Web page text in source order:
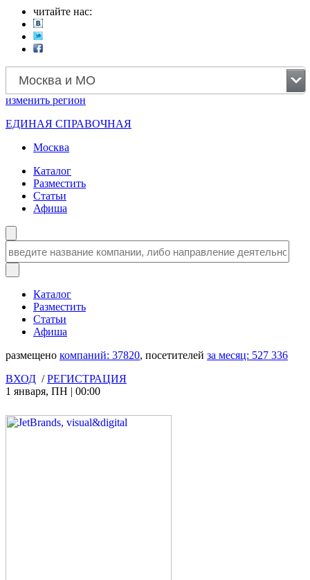
читайте нас:
Москва и МО
изменить регион
ЕДИНАЯ СПРАВОЧНАЯ
Москва
Каталог
Разместить
Статьи
Афиша
Каталог
Разместить
Статьи
Афиша
размещено компаний: 37820, посетителей за месяц: 527 336
ВХОД /РЕГИСТРАЦИЯ
1 января, ПН | 00:00